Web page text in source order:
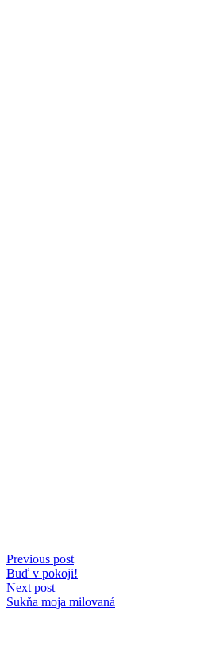
Previous post
Buď v pokoji!
Next post
Sukňa moja milovaná